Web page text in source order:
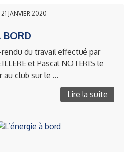
JANVIER 2020
BORD
du travail effectué par
et Pascal NOTERIS le
au club sur le ...
Lire la suite